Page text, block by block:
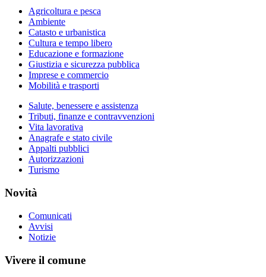
Agricoltura e pesca
Ambiente
Catasto e urbanistica
Cultura e tempo libero
Educazione e formazione
Giustizia e sicurezza pubblica
Imprese e commercio
Mobilità e trasporti
Salute, benessere e assistenza
Tributi, finanze e contravvenzioni
Vita lavorativa
Anagrafe e stato civile
Appalti pubblici
Autorizzazioni
Turismo
Novità
Comunicati
Avvisi
Notizie
Vivere il comune